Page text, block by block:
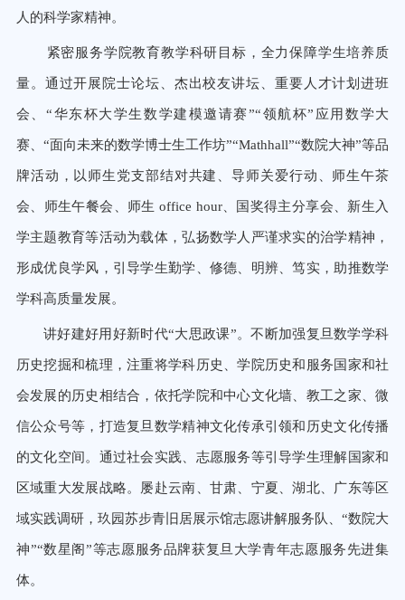
人的科学家精神。
紧密服务学院教育教学科研目标，全力保障学生培养质
量。通过开展院士论坛、杰出校友讲坛、重要人才计划进班
会、“华东杯大学生数学建模邀请赛”“领航杯”应用数学大
赛、“面向未来的数学博士生工作坊”“Mathhall”“数院大神”等品
牌活动，以师生党支部结对共建、导师关爱行动、师生午茶
会、师生午餐会、师生 office hour、国奖得主分享会、新生入
学主题教育等活动为载体，弘扬数学人严谨求实的治学精神，
形成优良学风，引导学生勤学、修德、明辨、笃实，助推数学
学科高质量发展。
讲好建好用好新时代“大思政课”。不断加强复旦数学学科
历史挖掘和梳理，注重将学科历史、学院历史和服务国家和社
会发展的历史相结合，依托学院和中心文化墙、教工之家、微
信公众号等，打造复旦数学精神文化传承引领和历史文化传播
的文化空间。通过社会实践、志愿服务等引导学生理解国家和
区域重大发展战略。屡赴云南、甘肃、宁夏、湖北、广东等区
域实践调研，玖园苏步青旧居展示馆志愿讲解服务队、“数院大
神”“数星阁”等志愿服务品牌获复旦大学青年志愿服务先进集
体。